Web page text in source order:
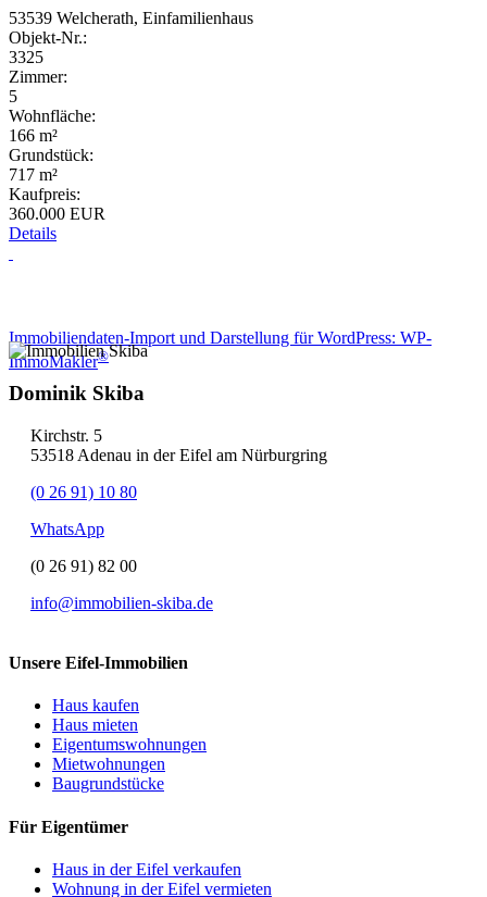
53539 Welcherath, Einfamilienhaus
Objekt-Nr.:
3325
Zimmer:
5
Wohnfläche:
166 m²
Grundstück:
717 m²
Kaufpreis:
360.000 EUR
Details
Immobiliendaten-Import und Darstellung für WordPress: WP-
ImmoMakler®
Dominik Skiba
Kirchstr. 5
53518 Adenau in der Eifel am Nürburgring
(0 26 91) 10 80
WhatsApp
(0 26 91) 82 00
info@immobilien-skiba.de
Unsere Eifel-Immobilien
Haus kaufen
Haus mieten
Eigentumswohnungen
Mietwohnungen
Baugrundstücke
Für Eigentümer
Haus in der Eifel verkaufen
Wohnung in der Eifel vermieten